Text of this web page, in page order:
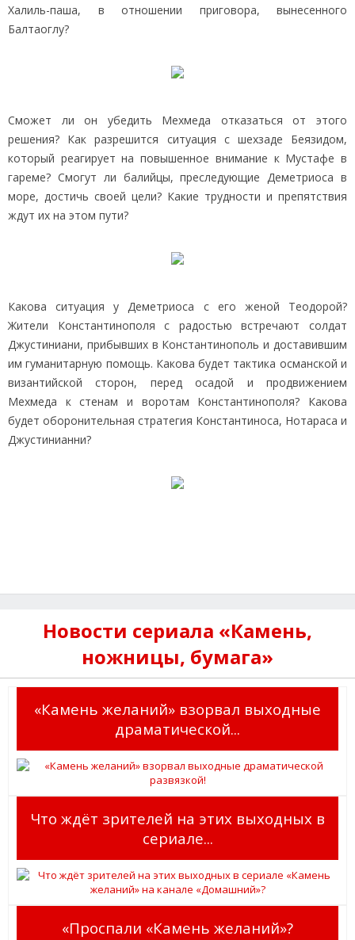
Халиль-паша, в отношении приговора, вынесенного
Балтаоглу?
Сможет ли он убедить Мехмеда отказаться от этого
решения? Как разрешится ситуация с шехзаде Беязидом,
который реагирует на повышенное внимание к Мустафе в
гареме? Смогут ли балийцы, преследующие Деметриоса в
море, достичь своей цели? Какие трудности и препятствия
ждут их на этом пути?
Какова ситуация у Деметриоса с его женой Теодорой?
Жители Константинополя с радостью встречают солдат
Джустиниани, прибывших в Константинополь и доставившим
им гуманитарную помощь. Какова будет тактика османской и
византийской сторон, перед осадой и продвижением
Мехмеда к стенам и воротам Константинополя? Какова
будет оборонительная стратегия Константиноса, Нотараса и
Джустинианни?
Новости сериала «Камень,
ножницы, бумага»
«Камень желаний» взорвал выходные
драматической...
Что ждёт зрителей на этих выходных в
сериале...
«Проспали «Камень желаний»?